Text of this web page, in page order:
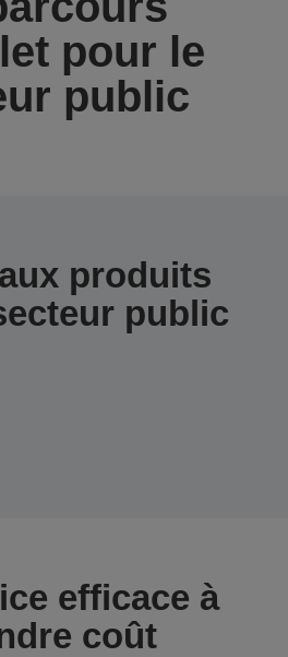
pour le
public
produits
public
efficace à
coût